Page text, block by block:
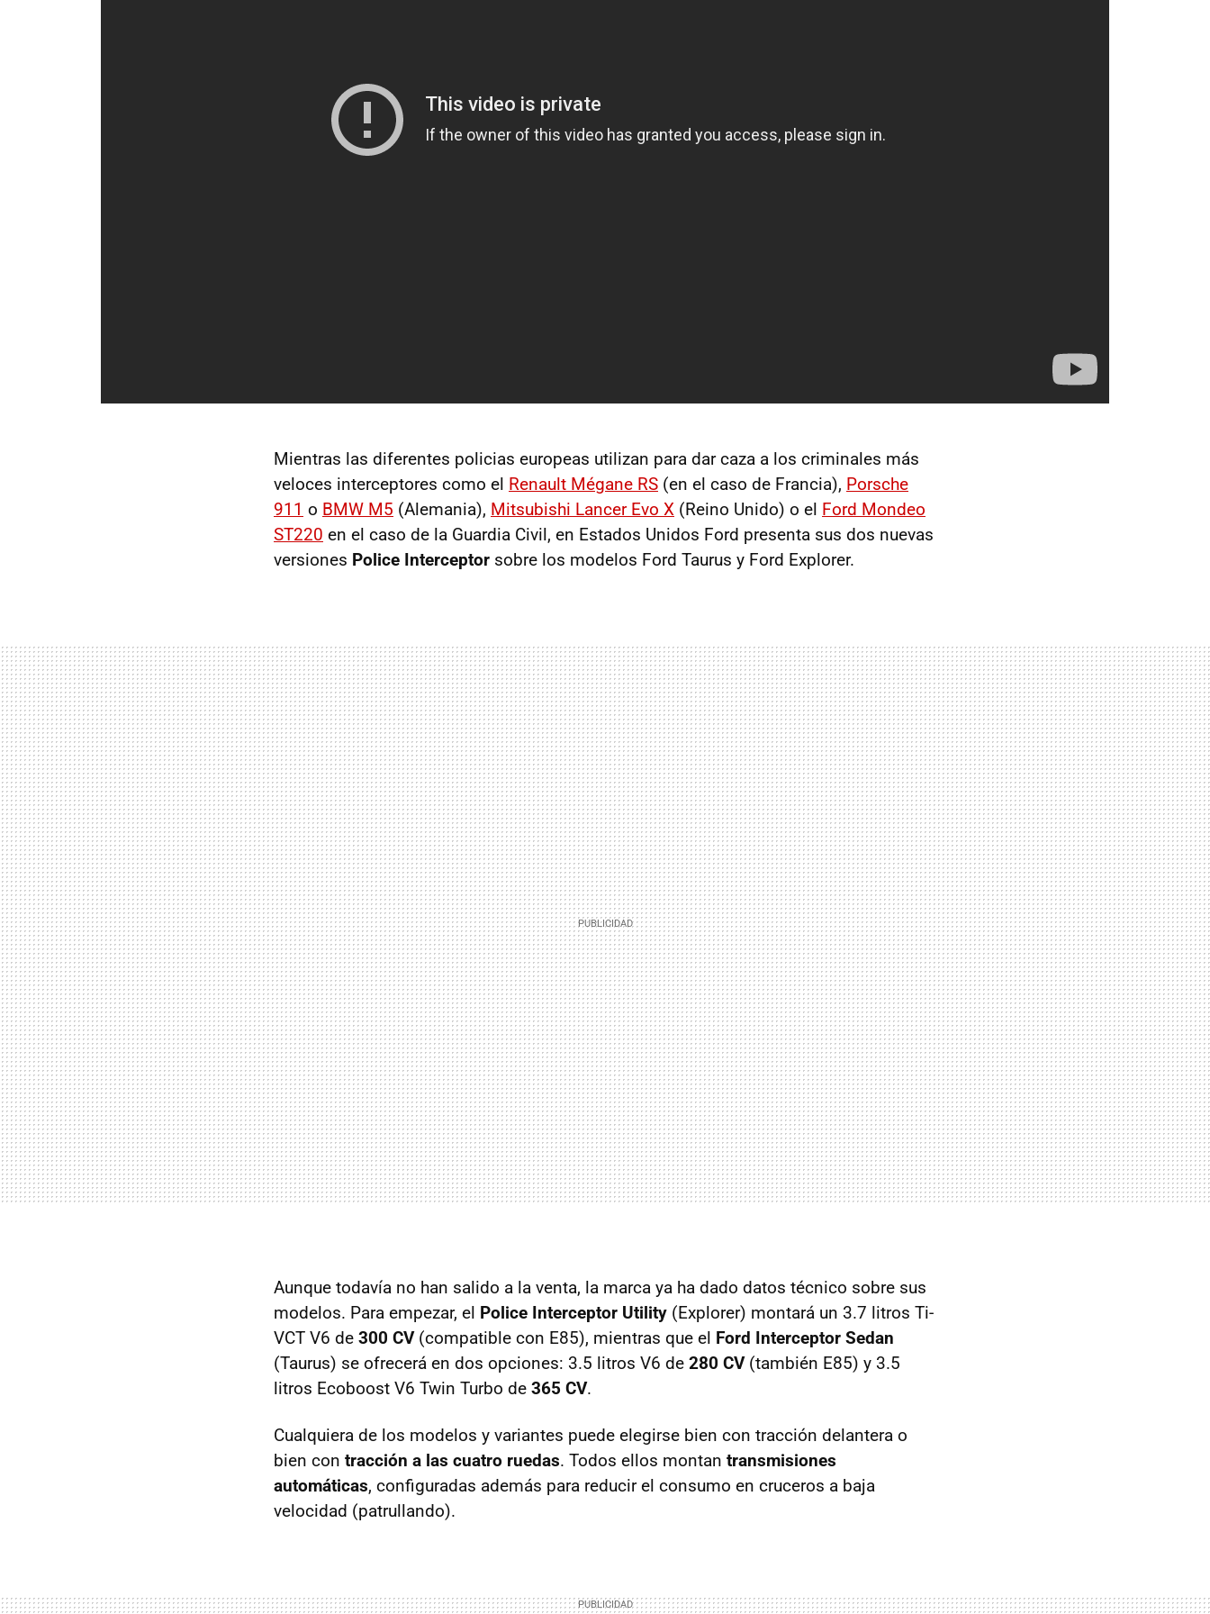
Mientras las diferentes policias europeas utilizan para dar caza a los criminales más
veloces interceptores como el Renault Mégane RS (en el caso de Francia), Porsche
911 o BMW M5 (Alemania), Mitsubishi Lancer Evo X (Reino Unido) o el Ford Mondeo
ST220 en el caso de la Guardia Civil, en Estados Unidos Ford presenta sus dos nuevas
versiones Police Interceptor sobre los modelos Ford Taurus y Ford Explorer.
Aunque todavía no han salido a la venta, la marca ya ha dado datos técnico sobre sus
modelos. Para empezar, el Police Interceptor Utility (Explorer) montará un 3.7 litros Ti-
VCT V6 de 300 CV(compatible con E85), mientras que el Ford Interceptor Sedan
(Taurus) se ofrecerá en dos opciones: 3.5 litros V6 de 280 CV(también E85) y 3.5
litros Ecoboost V6 Twin Turbo de 365 CV.
Cualquiera de los modelos y variantes puede elegirse bien con tracción delantera o
bien con tracción a las cuatro ruedas. Todos ellos montan transmisiones
automáticas, configuradas además para reducir el consumo en cruceros a baja
velocidad (patrullando).